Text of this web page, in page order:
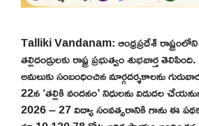
Talliki Vandanam: ఆంధ్రప్రదేశ్
తల్లిదండ్రులకు రాష్ట్ర ప్రభుత్వం శుభవార్త
అమలుకు సంబంధించిన మార్గదర్శకాలను
22న ‘తల్లికి వందనం’ నిధులను విడుదల
2026 – 27 విద్యా సంవత్సరానికి గాను ఈ